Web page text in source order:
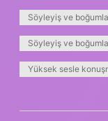
Söyleyiş ve
Söyleyiş ve
Yüksek sesle